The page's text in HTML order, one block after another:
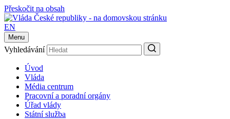
Přeskočit na obsah
EN
Menu
Vyhledávání
Úvod
Vláda
Média centrum
Pracovní a poradní orgány
Úřad vlády
Státní služba